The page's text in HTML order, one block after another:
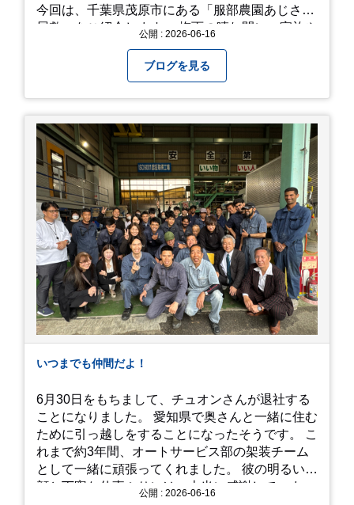
今回は、千葉県茂原市にある「服部農園あじさい
屋敷」をご紹介します。 梅雨の晴れ間に、家族や
め尽くす「あじさい」 服部農園あじさい屋敷の魅
力は、なんといってもそのスケール感。約18,000
平方メートルの広大な敷地に、なんと250種類以
上・約20,000株ものアジサイが植えられていま
す。 山肌を埋め尽くすように咲き誇るブルー、ピ
ンク、紫のアジサイは圧巻の一言。 歩道が整備さ
れているので、アジサイの中に囲まれるような感
覚で散策を楽しめます。 写真好きにはたまらない
「フォトジェニック」な景色 あじさい屋敷は、ど
こを切り取っても絵になる場所ばかり。 高い場所
からの眺望: 敷地が高い位置にあるため、あじさ
い越しに広がる茂原の景色を一望できます。 小道
での撮影: アジサイの小道を歩いている後ろ姿
は、とても幻想的で素敵な写真になりますよ。 梅
雨の季節特有の「しっとりと濡れたアジサイ」も
素敵ですし、晴れた日の「キラキラした光を浴び
たアジサイ」も最高です。ぜひカメラを持って出
やすい靴で: 山の斜面を利用した農園ですので、
歩き慣れた靴で行くのが安心です。 雨対策: 雨上
がりは足元が少し滑りやすくなることがありま
す。タオルや雨具を用意しておくと安心ですね。
開花時期のチェック: その年の気候によって見頃
が少し前後します。出かける前に必ず公式情報や
SNSで見頃を確認しましょう！ おわりに 梅雨の
公開 : 2026-06-16
ブログを見る
いつまでも仲間だよ！
6月30日をもちまして、チュオンさんが退社する
ことになりました。 愛知県で奥さんと一緒に住む
ために引っ越しをすることになったそうです。 こ
れまで約3年間、オートサービス部の架装チーム
として一緒に頑張ってくれました。 彼の明るい笑
顔と丁寧な仕事ぶりには、本当に感謝していま
公開 : 2026-06-16